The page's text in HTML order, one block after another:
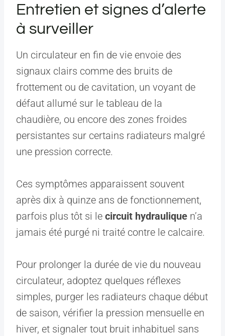
Entretien et signes d’alerte
à surveiller
Un circulateur en fin de vie envoie des
signaux clairs comme des bruits de
frottement ou de cavitation, un voyant de
défaut allumé sur le tableau de la
chaudière, ou encore des zones froides
persistantes sur certains radiateurs malgré
une pression correcte.
Ces symptômes apparaissent souvent
après dix à quinze ans de fonctionnement,
parfois plus tôt si le circuit hydraulique n’a
jamais été purgé ni traité contre le calcaire.
Pour prolonger la durée de vie du nouveau
circulateur, adoptez quelques réflexes
simples, purger les radiateurs chaque début
de saison, vérifier la pression mensuelle en
hiver, et signaler tout bruit inhabituel sans